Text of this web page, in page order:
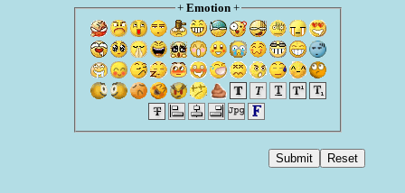
+ Emotion+